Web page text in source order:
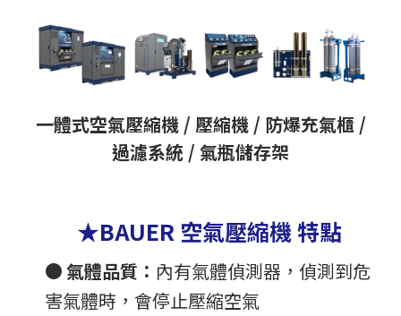
一體式空氣壓縮機 / 壓縮機 / 防爆充氣櫃 /
過濾系統 / 氣瓶儲存架
★BAUER 空氣壓縮機 特點
●氣體品質： 內有氣體偵測器，偵測到危
害氣體時，會停止壓縮空氣